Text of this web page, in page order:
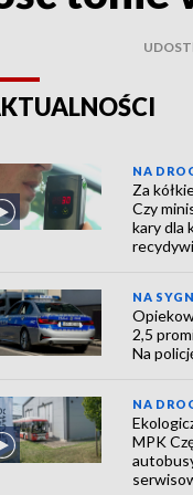
NA
Za
Czy
kary dla
NA
2,5
Na
NA
MPK